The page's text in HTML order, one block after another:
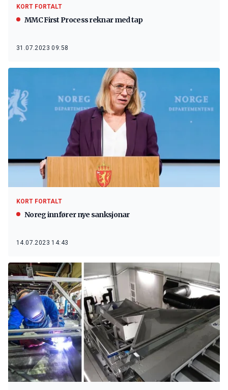
KORT FORTALT
MMC First Process reknar med tap
31.07.2023 09:58
KORT FORTALT
Noreg innfører nye sanksjonar
14.07.2023 14:43